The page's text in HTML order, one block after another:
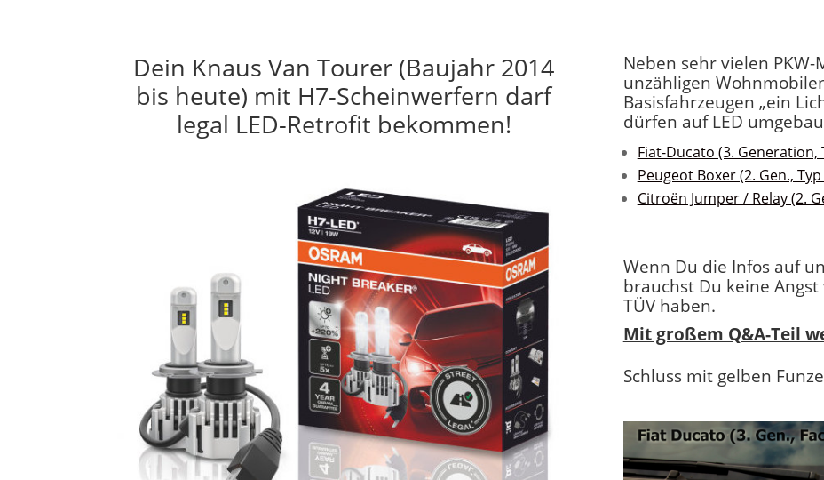
Dein Knaus Van Tourer (Baujahr 2014
bis heute) mit H7-Scheinwerfern darf
legal LED-Retrofit bekommen!
Neben sehr vielen
unzähligen
Basisfahrzeugen „ein
dürfen auf LED
Fiat-Ducato (3. Generation,
Peugeot Boxer (2. Gen.,
Citroën Jumper / Relay (2.
Wenn Du die Infos auf
brauchst Du keine
TÜV haben.
Mit großem Q&A-Teil
Schluss mit gelben